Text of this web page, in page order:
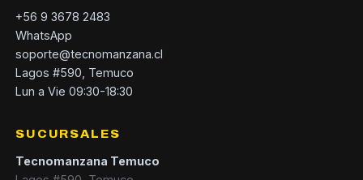
+56 9 3678 2483
WhatsApp
soporte@tecnomanzana.cl
Lagos #590, Temuco
Lun a Vie 09:30-18:30
SUCURSALES
Tecnomanzana Temuco